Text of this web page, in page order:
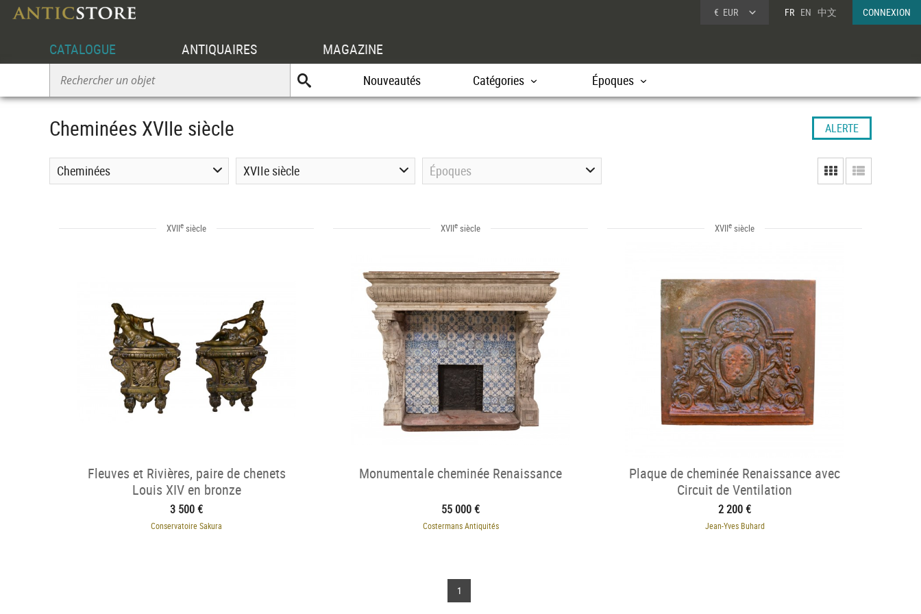
€ EUR FR EN 中文 CONNEXION
CATALOGUE ANTIQUAIRES MAGAZINE
Nouveautés Catégories Époques
Cheminées XVIIe siècle ALERTE
Cheminées XVIIe siècle Époques
XVIIe siècle
Fleuves et Rivières, paire de chenets
Louis XIV en bronze
3 500 €
Conservatoire Sakura
XVIIe siècle
Monumentale cheminée Renaissance
55 000 €
Costermans Antiquités
XVIIe siècle
Plaque de cheminée Renaissance avec
Circuit de Ventilation
2 200 €
Jean-Yves Buhard
1